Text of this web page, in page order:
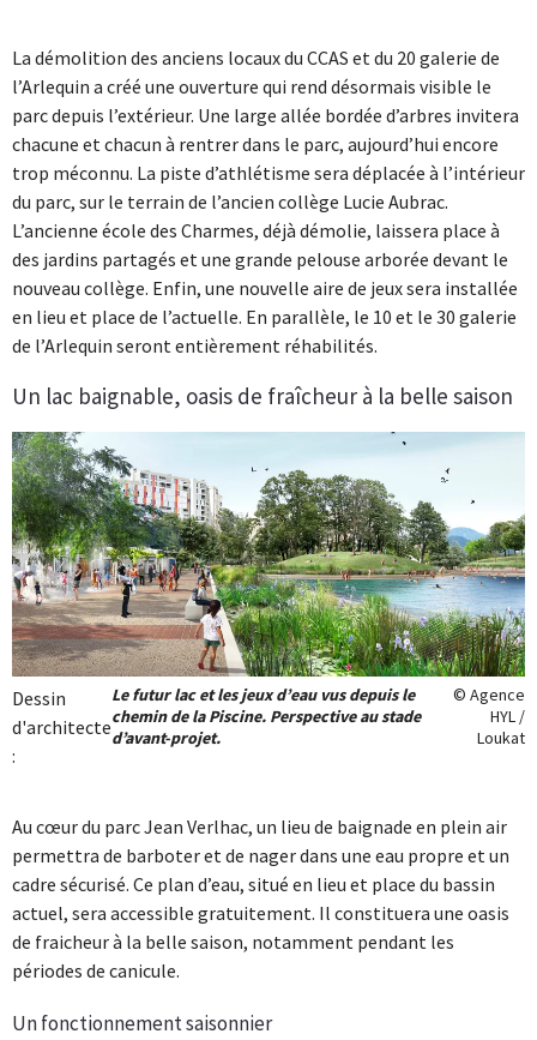
La démolition des anciens locaux du CCAS et du 20 galerie de
l’Arlequin a créé une ouverture qui rend désormais visible le
parc depuis l’extérieur. Une large allée bordée d’arbres invitera
chacune et chacun à rentrer dans le parc, aujourd’hui encore
trop méconnu. La piste d’athlétisme sera déplacée à l’intérieur
du parc, sur le terrain de l’ancien collège Lucie Aubrac.
L’ancienne école des Charmes, déjà démolie, laissera place à
des jardins partagés et une grande pelouse arborée devant le
nouveau collège. Enfin, une nouvelle aire de jeux sera installée
en lieu et place de l’actuelle. En parallèle, le 10 et le 30 galerie
de l’Arlequin seront entièrement réhabilités.
Un lac baignable, oasis de fraîcheur à la belle saison
Dessin
d'architecte
:
Le futur lac et les jeux d’eau vus depuis le
chemin de la Piscine. Perspective au stade
d’avant-projet.
© Agence
HYL /
Loukat
Au cœur du parc Jean Verlhac, un lieu de baignade en plein air
permettra de barboter et de nager dans une eau propre et un
cadre sécurisé. Ce plan d’eau, situé en lieu et place du bassin
actuel, sera accessible gratuitement. Il constituera une oasis
de fraicheur à la belle saison, notamment pendant les
périodes de canicule.
Un fonctionnement saisonnier